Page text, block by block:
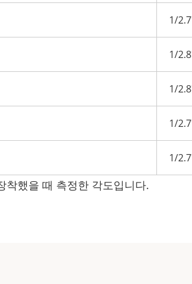
1/
1/
1/
1/
1/
착했을 때 측정한 각도입니다.